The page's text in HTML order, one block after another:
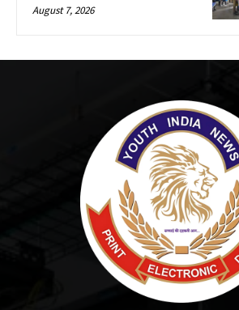
August 7, 2026